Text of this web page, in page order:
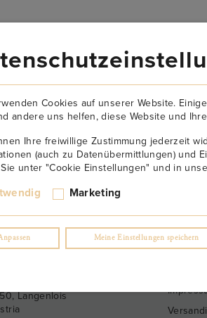
,Langenlois
Cookies auf unserer Website.
andere uns helfen, diese Website und
Ihre freiwillige Zustimmung jederzeit
(auch zu Datenübermittlungen) und
unter "Cookie Einstellungen" und in
Marketing
Meine Einstellungen speichern